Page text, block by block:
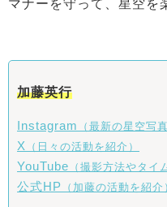
マナーを守って、星空を
加藤英行
Instagram （最新の星空写
X （日々の活動を紹介）
YouTube （撮影方法やタイ
公式HP （加藤の活動を紹介